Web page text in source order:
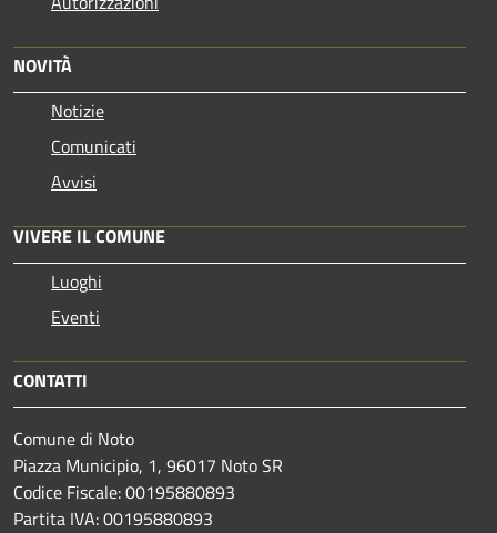
NOVITÀ
Notizie
Comunicati
Avvisi
VIVERE IL COMUNE
Luoghi
Eventi
CONTATTI
Comune di Noto
Piazza Municipio, 1, 96017 Noto SR
Codice Fiscale: 00195880893
Partita IVA: 00195880893